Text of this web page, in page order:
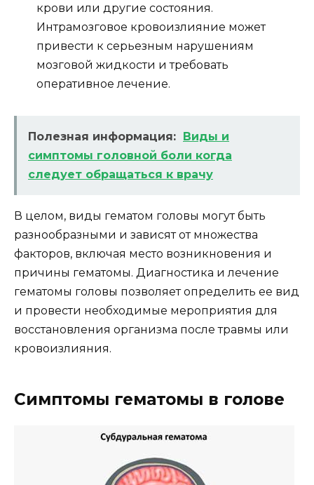
крови или другие состояния.
Интрамозговое кровоизлияние может
привести к серьезным нарушениям
мозговой жидкости и требовать
оперативное лечение.
Полезная информация: Виды и
симптомы головной боли когда
следует обращаться к врачу
В целом, виды гематом головы могут быть
разнообразными и зависят от множества
факторов, включая место возникновения и
причины гематомы. Диагностика и лечение
гематомы головы позволяет определить ее вид
и провести необходимые мероприятия для
восстановления организма после травмы или
кровоизлияния.
Симптомы гематомы в голове